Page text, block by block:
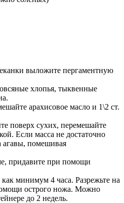
выложите пергаментную
хлопья, тыквенные
арахисовое масло и 1\2 ст.
поверх сухих, перемешайте
Если масса не достаточно
агавы, помешивая
придавите при помощи
минимум 4 часа. Разрежьте на
острого ножа. Можно
до 2 недель.